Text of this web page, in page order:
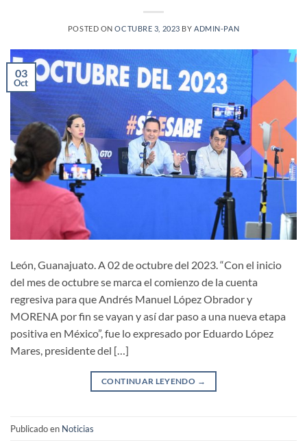
POSTED ONOCTUBRE 3, 2023 BY ADMIN-PAN
03
Oct
León, Guanajuato. A 02 de octubre del 2023. “Con el inicio
del mes de octubre se marca el comienzo de la cuenta
regresiva para que Andrés Manuel López Obrador y
MORENA por fin se vayan y así dar paso a una nueva etapa
positiva en México”, fue lo expresado por Eduardo López
Mares, presidente del […]
CONTINUAR LEYENDO →
Publicado en Noticias